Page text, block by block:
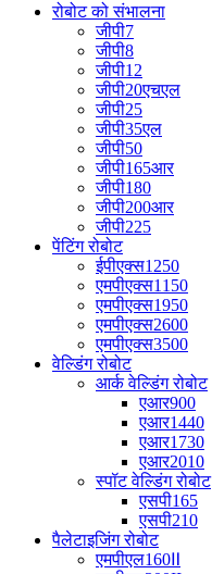
रोबोट को संभालना
जीपी7
जीपी8
जीपी12
जीपी20एचएल
जीपी25
जीपी35एल
जीपी50
जीपी165आर
जीपी180
जीपी200आर
जीपी225
पेंटिंग रोबोट
ईपीएक्स1250
एमपीएक्स1150
एमपीएक्स1950
एमपीएक्स2600
एमपीएक्स3500
वेल्डिंग रोबोट
आर्क वेल्डिंग रोबोट
एआर900
एआर1440
एआर1730
एआर2010
स्पॉट वेल्डिंग रोबोट
एसपी165
एसपी210
पैलेटाइजिंग रोबोट
एमपीएल160Ⅱ